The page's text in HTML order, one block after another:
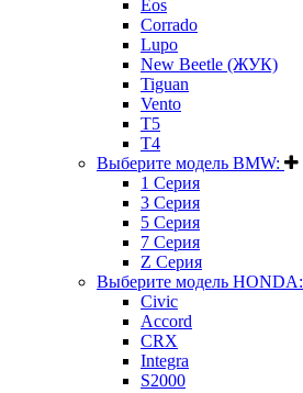
Eos
Corrado
Lupo
New Beetle (ЖУК)
Tiguan
Vento
T5
T4
Выберите модель BMW:
1 Серия
3 Серия
5 Серия
7 Серия
Z Серия
Выберите модель HONDA:
Civic
Accord
CRX
Integra
S2000